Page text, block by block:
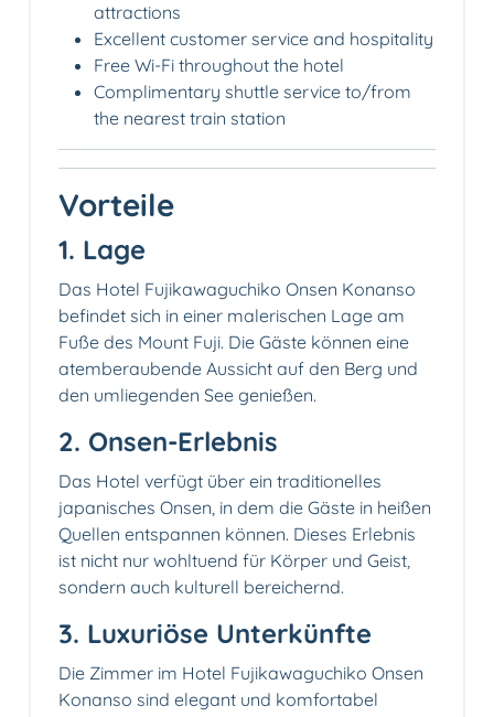
attractions
Excellent customer service and hospitality
Free Wi-Fi throughout the hotel
Complimentary shuttle service to/from
the nearest train station
Vorteile
1. Lage
Das Hotel Fujikawaguchiko Onsen Konanso
befindet sich in einer malerischen Lage am
Fuße des Mount Fuji. Die Gäste können eine
atemberaubende Aussicht auf den Berg und
den umliegenden See genießen.
2. Onsen-Erlebnis
Das Hotel verfügt über ein traditionelles
japanisches Onsen, in dem die Gäste in heißen
Quellen entspannen können. Dieses Erlebnis
ist nicht nur wohltuend für Körper und Geist,
sondern auch kulturell bereichernd.
3. Luxuriöse Unterkünfte
Die Zimmer im Hotel Fujikawaguchiko Onsen
Konanso sind elegant und komfortabel